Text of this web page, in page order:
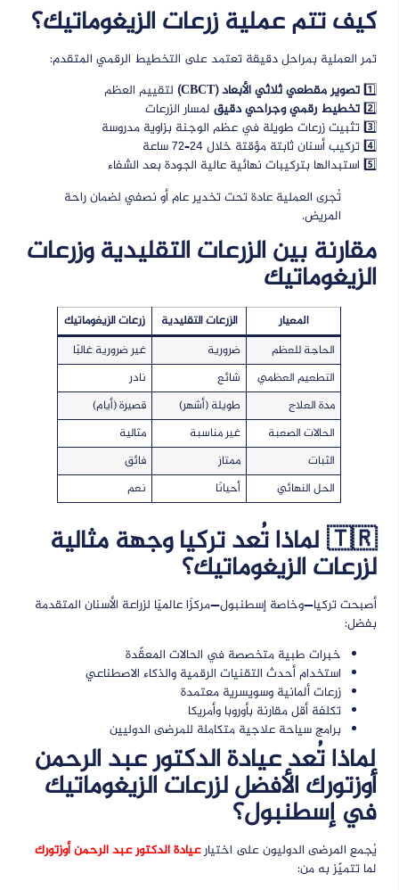
كيف تتم عملية زرعات الزيغوماتيك؟
تمر العملية بمراحل دقيقة تعتمد على التخطيط الرقمي المتقدم:
1️⃣تصوير مقطعي ثلاثي الأبعاد (CBCT)
لتقييم العظم
2️⃣تخطيط رقمي وجراحي دقيق لمسار الزرعات
3️⃣ تثبيت زرعات طويلة في عظم الوجنة بزاوية مدروسة
4️⃣ تركيب أسنان ثابتة مؤقتة خلال 24–72 ساعة
5️⃣ استبدالها بتركيبات نهائية عالية الجودة بعد الشفاء
تُجرى العملية عادة تحت تخدير عام أو نصفي لضمان راحة
المريض.
مقارنة بين الزرعات التقليدية وزرعات
الزيغوماتيك
المعيار الزرعات التقليدية
زرعات الزيغوماتيك
الحاجة للعظم
ضرورية
غير ضرورية غالبًا
التطعيم العظمي
شائع
نادر
مدة العلاج
طويلة (أشهر)
قصيرة (أيام)
الحالات الصعبة
غير مناسبة
مثالية
الثبات
ممتاز
فائق
الحل النهائي
أحيانًا نعم
🇹🇷 لماذا تُعد تركيا وجهة مثالية
لزرعات الزيغوماتيك؟
أصبحت تركيا—وخاصة إسطنبول—مركزًا عالميًا لزراعة الأسنان المتقدمة
بفضل:
خبرات طبية متخصصة في الحالات المعقّدة
استخدام أحدث التقنيات الرقمية والذكاء الاصطناعي
زرعات ألمانية وسويسرية معتمدة
تكلفة أقل مقارنة بأوروبا وأمريكا
برامج سياحة علاجية متكاملة للمرضى الدوليين
لماذا تُعدعيادة الدكتور عبد الرحمن
أوزتوركالأفضل لزرعات الزيغوماتيك
في إسطنبول؟
يُجمع المرضى الدوليون على اختيارعيادة الدكتور عبد الرحمن أوزتورك
لما تتميّز به من: